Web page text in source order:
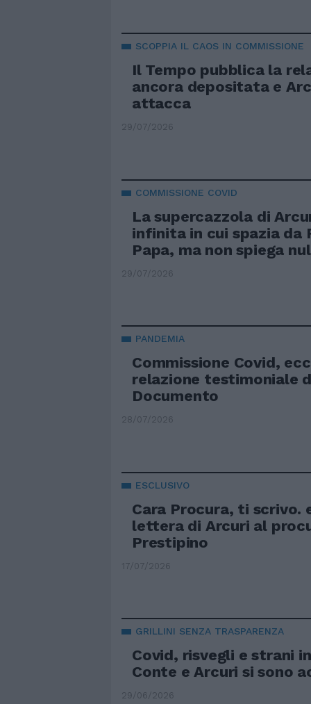
SCOPPIA IL CAOS IN COMMISSIONE
Il Tempo pubblica la
ancora depositata e
attacca
29/07/2026
COMMISSIONE COVID
La supercazzola di
infinita in cui spazia da
Papa, ma non spiega
29/07/2026
PANDEMIA
Commissione Covid,
relazione testimoniale
Documento
28/07/2026
ESCLUSIVO
Cara Procura, ti scrivo.
lettera di Arcuri al
Prestipino
17/07/2026
GRILLINI SENZA TRASPARENZA
Covid, risvegli e strani
Conte e Arcuri si sono
29/06/2026